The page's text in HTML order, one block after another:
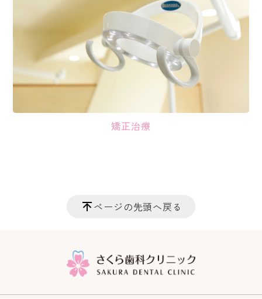
矯正治療
ページの先頭へ戻る